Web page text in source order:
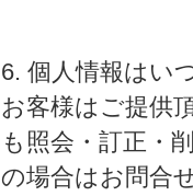
6. 個人情報はい
お客様はご提供
も照会・訂正・
の場合はお問合